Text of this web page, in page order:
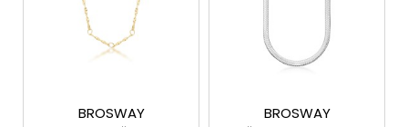
BROSWAY BROSWAY